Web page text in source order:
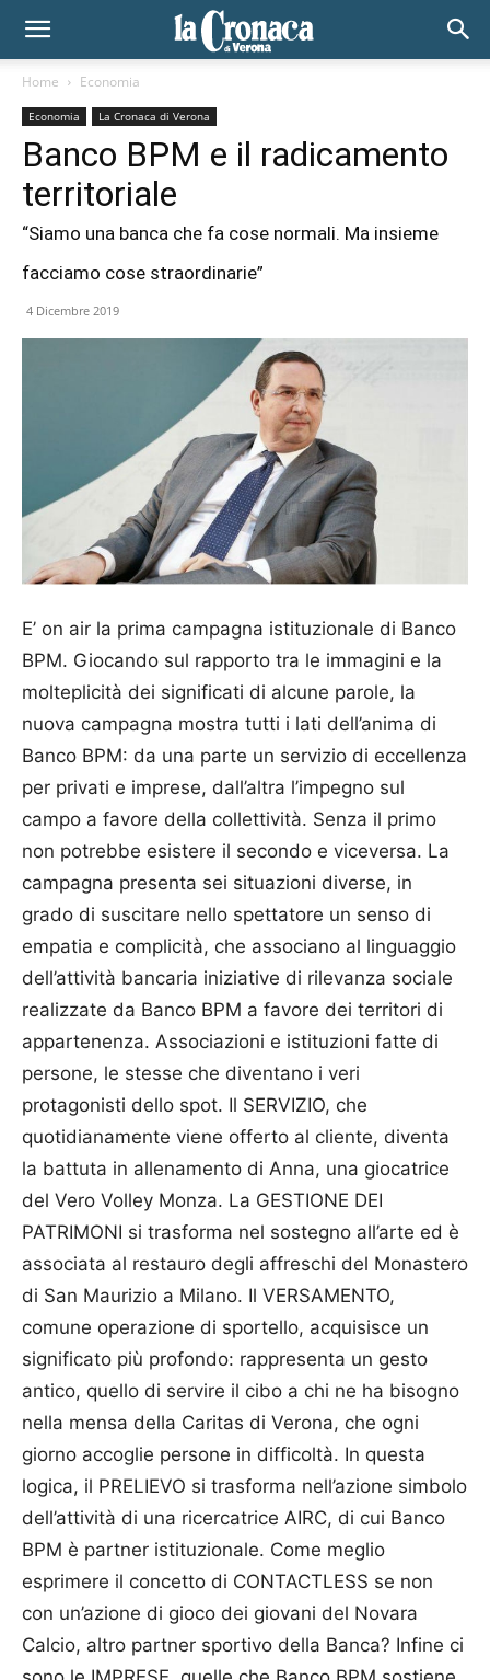
Home Economia
Economia La Cronaca di Verona
Banco BPM e il radicamento
territoriale
“Siamo una banca che fa cose normali. Ma insieme
facciamo cose straordinarie”
4 Dicembre 2019
E’ on air la prima campagna istituzionale di Banco
BPM. Giocando sul rapporto tra le immagini e la
molteplicità dei significati di alcune parole, la
nuova campagna mostra tutti i lati dell’anima di
Banco BPM: da una parte un servizio di eccellenza
per privati e imprese, dall’altra l’impegno sul
campo a favore della collettività. Senza il primo
non potrebbe esistere il secondo e viceversa. La
campagna presenta sei situazioni diverse, in
grado di suscitare nello spettatore un senso di
empatia e complicità, che associano al linguaggio
dell’attività bancaria iniziative di rilevanza sociale
realizzate da Banco BPM a favore dei territori di
appartenenza. As­so­ciazioni e istituzioni fatte di
persone, le stesse che diventano i veri
protagonisti dello spot. Il SERVIZIO, che
quotidianamente viene offerto al cliente, diventa
la battuta in allenamento di Anna, una giocatrice
del Vero Volley Monza. La GESTIONE DEI
PATRIMONI si trasforma nel sostegno all’arte ed è
associata al restauro degli affreschi del Monastero
di San Maurizio a Milano. Il VERSAMENTO,
comune operazione di sportello, acquisisce un
significato più profondo: rappresenta un gesto
antico, quello di servire il cibo a chi ne ha bisogno
nella mensa della Caritas di Verona, che ogni
giorno accoglie persone in difficoltà. In questa
logica, il PRELIEVO si trasforma nell’azione simbolo
dell’attività di una ricercatrice AIRC, di cui Banco
BPM è partner istituzionale. Come meglio
esprimere il concetto di CONTACTLESS se non
con un’azione di gioco dei giovani del Novara
Calcio, altro partner sportivo della Banca? Infine ci